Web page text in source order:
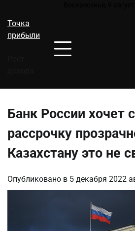
содержимому
Точка
прибыли
Банк России хочет
рассрочку
Казахстану это не
Опубликовано в 5 декабря 2022